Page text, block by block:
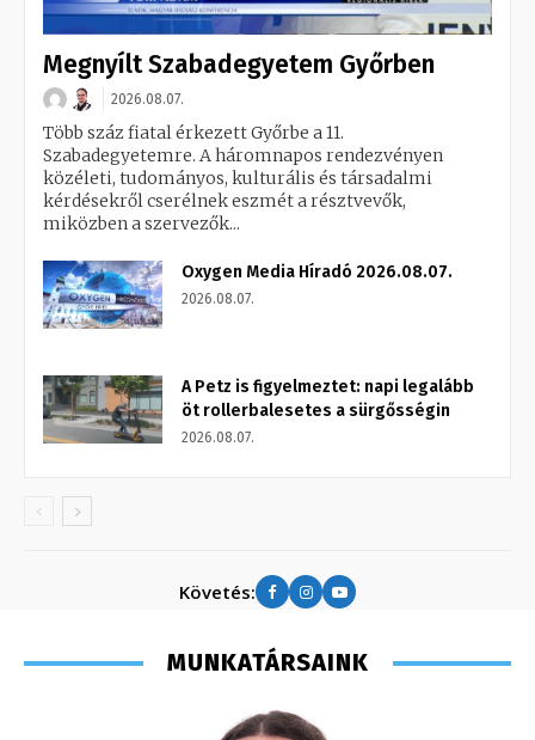
Megnyílt Szabadegyetem Győrben
2026.08.07.
Több száz fiatal érkezett Győrbe a 11.
Szabadegyetemre. A háromnapos rendezvényen
közéleti, tudományos, kulturális és társadalmi
kérdésekről cserélnek eszmét a résztvevők,
miközben a szervezők...
Oxygen Media Híradó 2026.08.07.
2026.08.07.
A Petz is figyelmeztet: napi legalább
öt rollerbalesetes a sürgősségin
2026.08.07.
Követés:
MUNKATÁRSAINK